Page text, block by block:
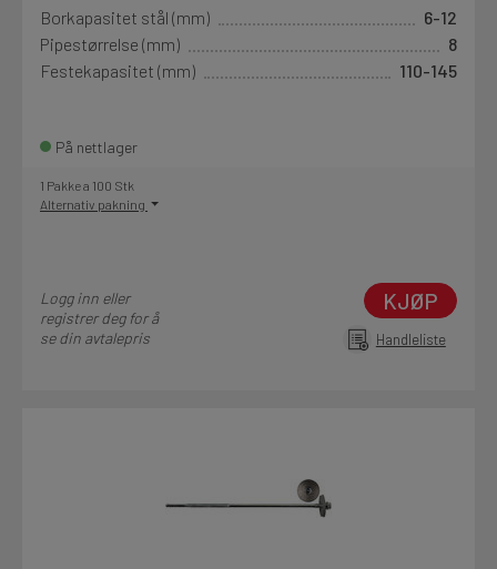
Borkapasitet stål (mm)
6-12
Pipestørrelse (mm)
8
Festekapasitet (mm)
110-145
På nettlager
1 Pakke a 100 Stk
Alternativ pakning
Logg inn eller
registrer deg for å
se din avtalepris
KJØP
Handleliste